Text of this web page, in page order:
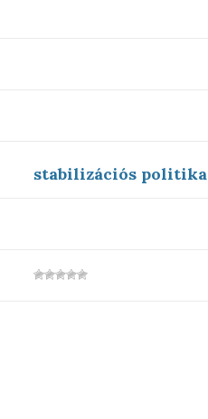
stabilizációs politika